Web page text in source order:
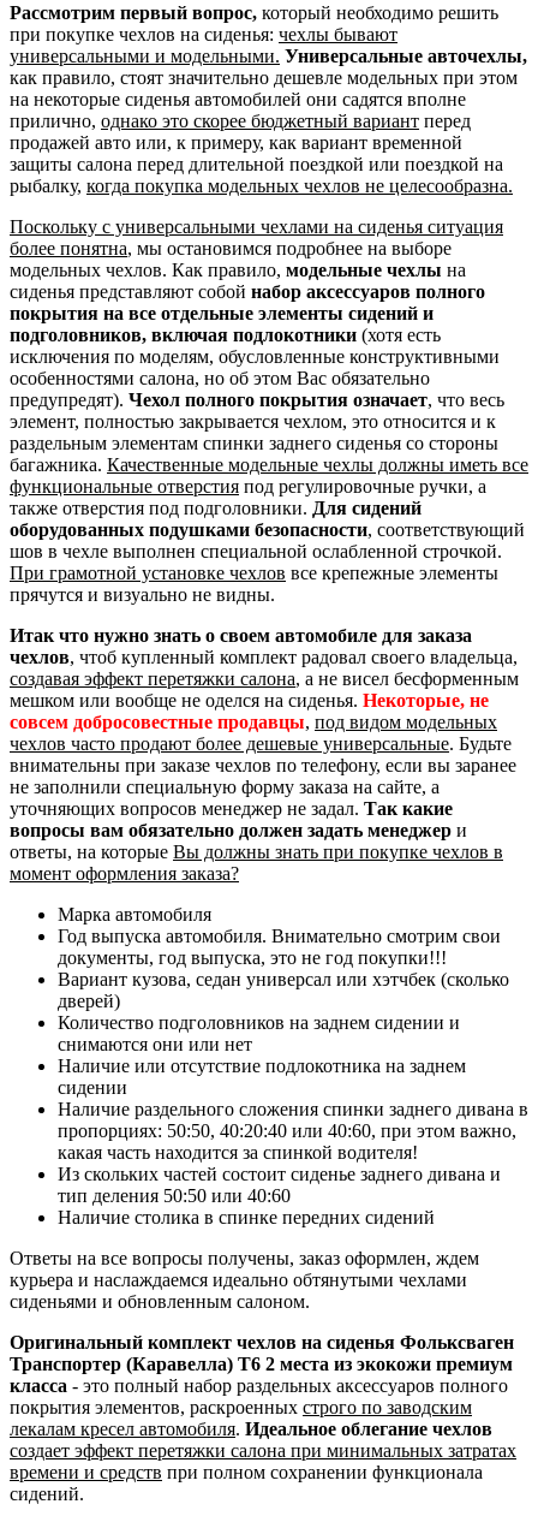
Рассмотрим первый вопрос, который необходимо решить
при покупке чехлов на сиденья: чехлы бывают
универсальными и модельными. Универсальные авточехлы,
как правило, стоят значительно дешевле модельных при этом
на некоторые сиденья автомобилей они садятся вполне
прилично, однако это скорее бюджетный вариант перед
продажей авто или, к примеру, как вариант временной
защиты салона перед длительной поездкой или поездкой на
рыбалку, когда покупка модельных чехлов не целесообразна.
Поскольку с универсальными чехлами на сиденья ситуация
более понятна, мы остановимся подробнее на выборе
модельных чехлов. Как правило, модельные чехлы на
сиденья представляют собой набор аксессуаров полного
покрытия на все отдельные элементы сидений и
подголовников, включая подлокотники (хотя есть
исключения по моделям, обусловленные конструктивными
особенностями салона, но об этом Вас обязательно
предупредят). Чехол полного покрытия означает, что весь
элемент, полностью закрывается чехлом, это относится и к
раздельным элементам спинки заднего сиденья со стороны
багажника. Качественные модельные чехлы должны иметь все
функциональные отверстия под регулировочные ручки, а
также отверстия под подголовники. Для сидений
оборудованных подушками безопасности, соответствующий
шов в чехле выполнен специальной ослабленной строчкой.
При грамотной установке чехлов все крепежные элементы
прячутся и визуально не видны.
Итак что нужно знать о своем автомобиле для заказа
чехлов, чтоб купленный комплект радовал своего владельца,
создавая эффект перетяжки салона, а не висел бесформенным
мешком или вообще не оделся на сиденья. Некоторые, не
совсем добросовестные продавцы, под видом модельных
чехлов часто продают более дешевые универсальные. Будьте
внимательны при заказе чехлов по телефону, если вы заранее
не заполнили специальную форму заказа на сайте, а
уточняющих вопросов менеджер не задал. Так какие
вопросы вам обязательно должен задать менеджер и
ответы, на которые Вы должны знать при покупке чехлов в
момент оформления заказа?
Марка автомобиля
Год выпуска автомобиля. Внимательно смотрим свои
документы, год выпуска, это не год покупки!!!
Вариант кузова, седан универсал или хэтчбек (сколько
дверей)
Количество подголовников на заднем сидении и
снимаются они или нет
Наличие или отсутствие подлокотника на заднем
сидении
Наличие раздельного сложения спинки заднего дивана в
пропорциях: 50:50, 40:20:40 или 40:60, при этом важно,
какая часть находится за спинкой водителя!
Из скольких частей состоит сиденье заднего дивана и
тип деления 50:50 или 40:60
Наличие столика в спинке передних сидений
Ответы на все вопросы получены, заказ оформлен, ждем
курьера и наслаждаемся идеально обтянутыми чехлами
сиденьями и обновленным салоном.
Оригинальный комплект чехлов на сиденья Фольксваген
Транспортер (Каравелла) Т6 2 места из экокожи премиум
класса - это полный набор раздельных аксессуаров полного
покрытия элементов, раскроенных строго по заводским
лекалам кресел автомобиля. Идеальное облегание чехлов
создает эффект перетяжки салона при минимальных затратах
времени и средств при полном сохранении функционала
сидений.